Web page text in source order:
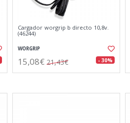
Cargador worgrip b directo 10,8v.
(46244)
WORGRIP
15,08€ 21,43€ - 30%